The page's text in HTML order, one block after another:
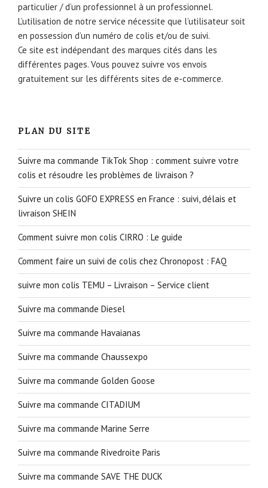
particulier / d’un professionnel à un professionnel.
L’utilisation de notre service nécessite que l’utilisateur soit
en possession d’un numéro de colis et/ou de suivi.
Ce site est indépendant des marques cités dans les
différentes pages. Vous pouvez suivre vos envois
gratuitement sur les différents sites de e-commerce.
PLAN DU SITE
Suivre ma commande TikTok Shop : comment suivre votre
colis et résoudre les problèmes de livraison ?
Suivre un colis GOFO EXPRESS en France : suivi, délais et
livraison SHEIN
Comment suivre mon colis CIRRO : Le guide
Comment faire un suivi de colis chez Chronopost : FAQ
suivre mon colis TEMU – Livraison – Service client
Suivre ma commande Diesel
Suivre ma commande Havaianas
Suivre ma commande Chaussexpo
Suivre ma commande Golden Goose
Suivre ma commande CITADIUM
Suivre ma commande Marine Serre
Suivre ma commande Rivedroite Paris
Suivre ma commande SAVE THE DUCK